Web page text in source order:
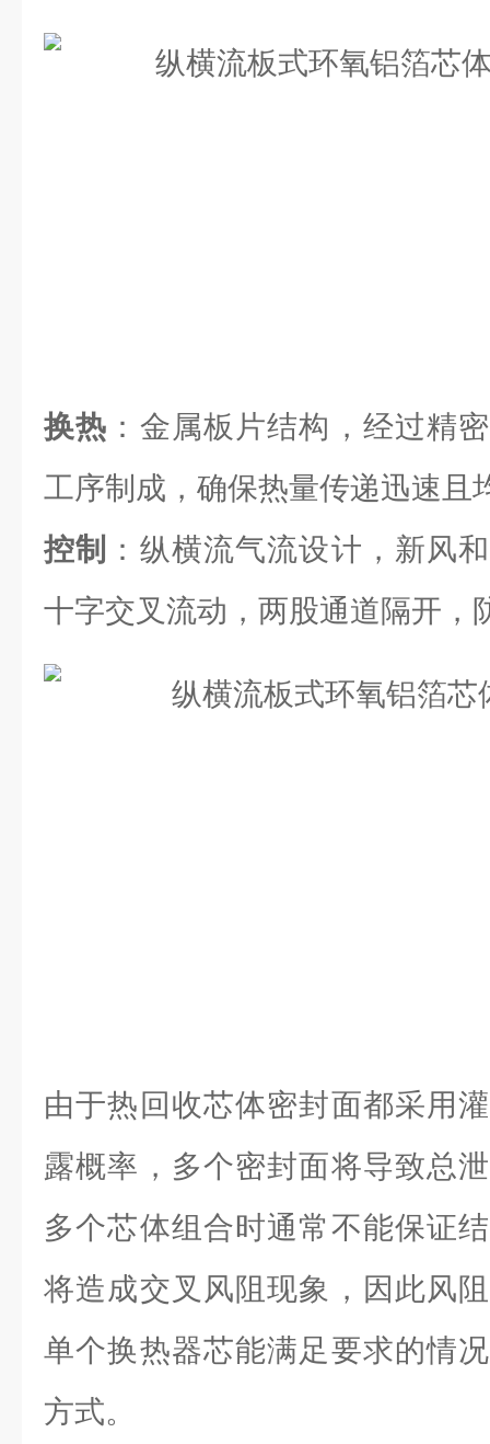
换热 ：金属板片结构，经过精
工序制成，确保热量传递迅速且
控制
：纵横流气流设计，新风
十字交叉流动，两股通道隔开，
由于热回收芯体密封面都采用
露概率，多个密封面将导致总
多个芯体组合时通常不能保证
将造成交叉风阻现象，因此风
单个换热器芯能满足要求的情
方式。